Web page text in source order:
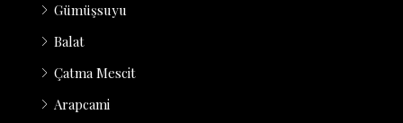
Gümüşsuyu
Balat
Çatma Mescit
Arapcami